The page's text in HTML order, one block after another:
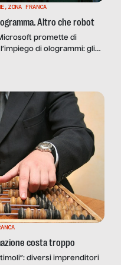
, ZONA FRANCA
Altro che robot
promette di
di ologrammi: gli
presenza, nelle aziende?
costa troppo
diversi imprenditori